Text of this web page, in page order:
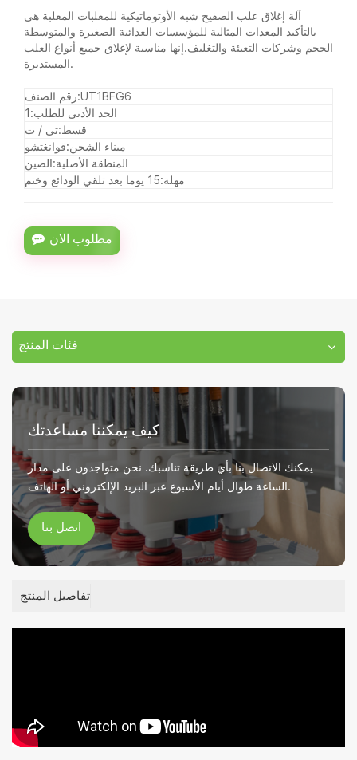
آلة إغلاق علب الصفيح شبه الأوتوماتيكية للمعلبات المعلبة هي
بالتأكيد المعدات المثالية للمؤسسات الغذائية الصغيرة والمتوسطة
الحجم وشركات التعبئة والتغليف.إنها مناسبة لإغلاق جميع أنواع العلب
المستديرة.
رقم الصنف:UT1BFG6
الحد الأدنى للطلب:1
قسط:تي / ت
ميناء الشحن:قوانغتشو
المنطقة الأصلية:الصين
مهلة:15 يوما بعد تلقي الودائع وختم
مطلوب الان
فئات المنتج
كيف يمكننا مساعدتك
يمكنك الاتصال بنا بأي طريقة تناسبك. نحن متواجدون على مدار
الساعة طوال أيام الأسبوع عبر البريد الإلكتروني أو الهاتف.
اتصل بنا
تفاصيل المنتج